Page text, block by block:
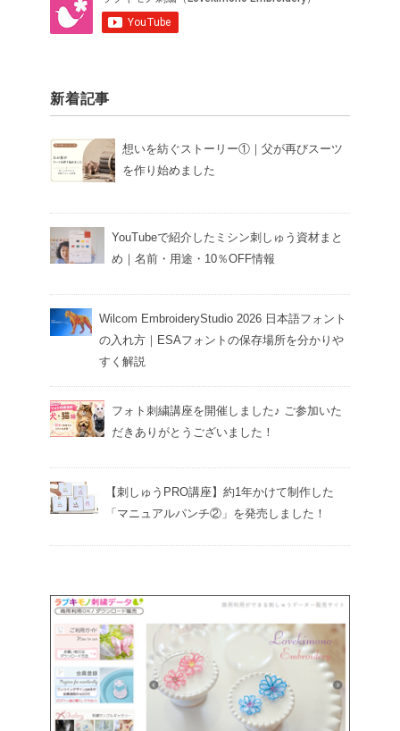
新着記事
想いを紡ぐストーリー①｜父が再びスーツ
を作り始めました
YouTubeで紹介したミシン刺しゅう資材まと
め｜名前・用途・10％OFF情報
Wilcom EmbroideryStudio 2026 日本語フォント
の入れ方｜ESAフォントの保存場所を分かりや
すく解説
フォト刺繍講座を開催しました♪ ご参加いた
だきありがとうございました！
【刺しゅうPRO講座】約1年かけて制作した
「マニュアルパンチ②」を発売しました！